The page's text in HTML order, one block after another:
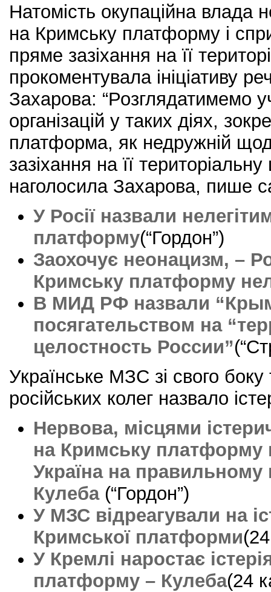
Натомість окупаційна влада
на Кримську платформу і
пряме зазіхання на її
прокоментувала ініціативу
Захарова: “Розглядатимемо
організацій у таких діях,
платформа, як недружній
зазіхання на її територіальну
наголосила Захарова, пише
У Росії назвали
платформу(“Гордон”)
Заохочує неонацизм, –
Кримську платформу
В МИД РФ назвали
посягательством на
целостность России”
Українське МЗС зі свого боку
російських колег назвало
Нервова, місцями
на Кримську платформу
Україна на
Кулеба(“Гордон”)
У МЗС відреагували на
Кримської платформи
У Кремлі наростає
платформу – Кулеба(24